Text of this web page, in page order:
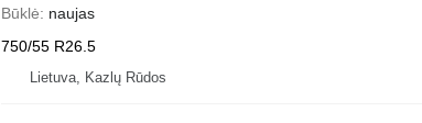
Būklė
naujas
750/55 R26.5
Lietuva, Kazlų Rūdos